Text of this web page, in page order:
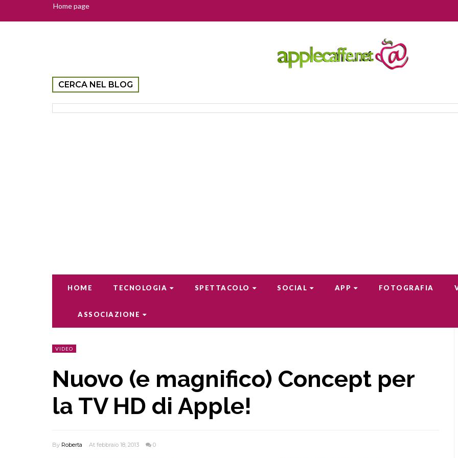
Home page
CERCA NEL BLOG
HOME TECNOLOGIA SPETTACOLO SOCIAL APP FOTOGRAFIA
ASSOCIAZIONE
VIDEO
Nuovo (e magnifico) Concept per
la TV HD di Apple!
By Roberta At febbraio 18, 2013 0